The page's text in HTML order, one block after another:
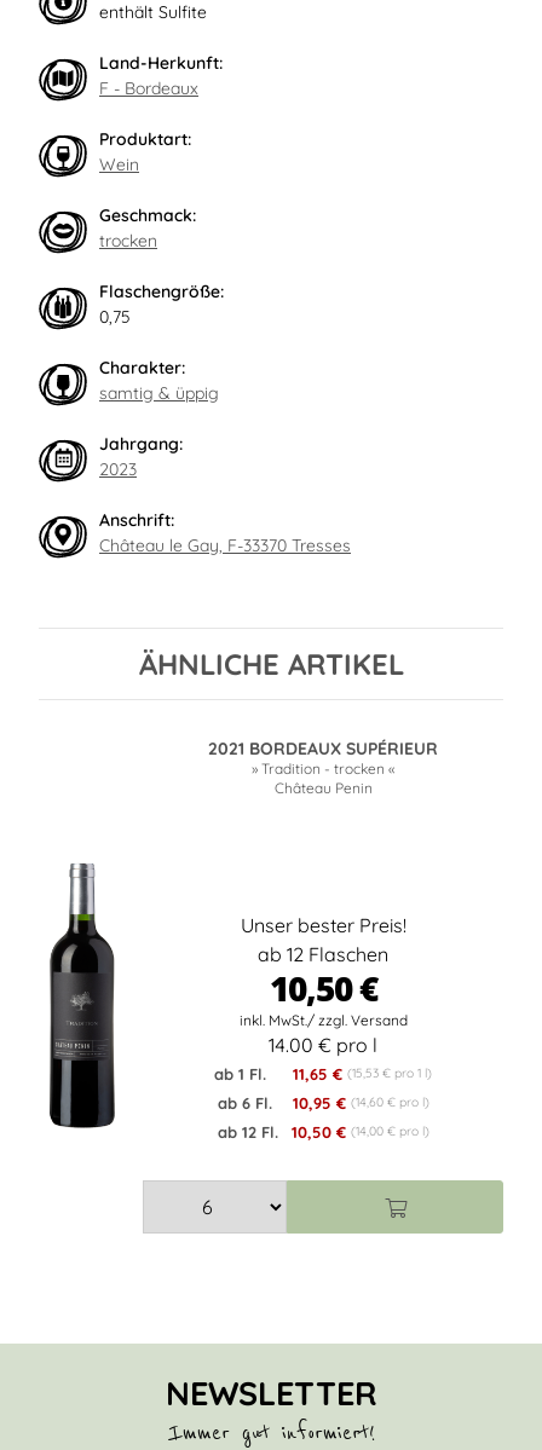
enthält Sulfite
Land-Herkunft:
F - Bordeaux
Produktart:
Wein
Geschmack:
trocken
Flaschengröße:
0,75
Charakter:
samtig & üppig
Jahrgang:
2023
Anschrift:
Château le Gay, F-33370 Tresses
ÄHNLICHE ARTIKEL
2021 BORDEAUX SUPÉRIEUR
» Tradition - trocken «
Château Penin
Unser bester Preis!
ab 12 Flaschen
10,50 €
14.00 € pro l
ab 1 Fl. 11,65 € (15,53 € pro 1 l)
ab 6 Fl. 10,95 € (14,60 € pro l)
ab 12 Fl. 10,50 € (14,00 € pro l)
NEWSLETTER
Immer gut informiert!